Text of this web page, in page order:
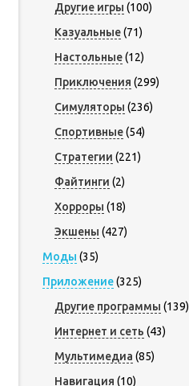
Другие игры (100)
Казуальные(71)
Настольные(12)
Приключения (299)
Симуляторы (236)
Спортивные(54)
Стратегии (221)
Файтинги (2)
Хорроры (18)
Экшены (427)
Моды (35)
Приложение(325)
Другие программы (139)
Интернет и сеть (43)
Мультимедиа (85)
Навигация (10)